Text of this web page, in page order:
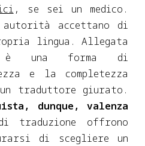
, se sei un medico.
autorità accettano di
lingua. Allegata
è una forma di
e la completezza
traduttore giurato.
dunque, valenza
offrono
di scegliere un